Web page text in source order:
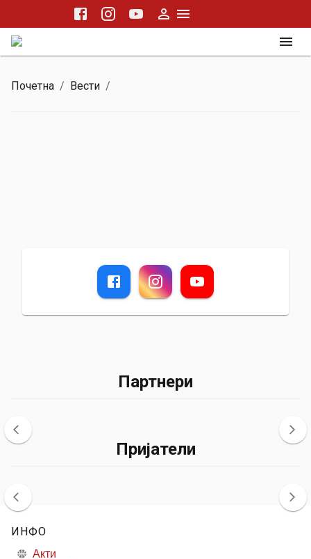
Почетна / Вести /
Партнери
Пријатели
ИНФО
Акти